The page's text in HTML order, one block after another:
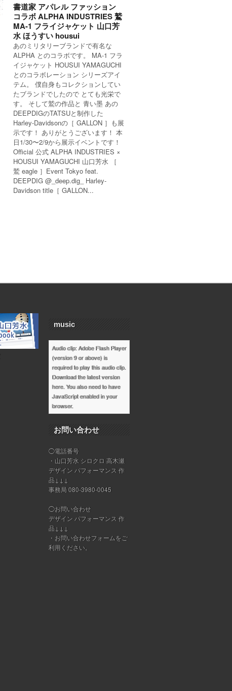
書道家 アパレル ファッション
コラボ ALPHA INDUSTRIES 鷲
MA-1 フライジャケット 山口芳
水 ほうすい housui
あのミリタリーブランドで有名な
ALPHA とのコラボです。 MA-1 フラ
イジャケット HOUSUI YAMAGUCHI
とのコラボレーション シリーズアイ
テム。 僕自身もコレクションしてい
たブランドでしたので とても光栄で
す。 そして鷲の作品と 青い墨 あの
DEEPDIGのTATSUと制作した
Harley-Davidsonの［ GALLON ］も展
示です！ ありがとうございます！ 本
日1/30〜2/9から展示イベントです！
Official 公式 ALPHA INDUSTRIES ×
HOUSUI YAMAGUCHI 山口芳水 ［
鷲 eagle ］Event Tokyo feat.
DEEPDIG @_deep.dig_ Harley-
Davidson title［ GALLON...
music
Audio clip: Adobe Flash Player
(version 9 or above) is
required to play this audio clip.
Download the latest version
here. You also need to have
JavaScript enabled in your
browser.
お問い合わせ
◯電話番号
・山口芳水 シロクロ 高木瀬
デザイン パフォーマンス 作
品↓↓↓
事務局 080-3980-0045
◯お問い合わせ
デザイン パフォーマンス 作
品↓↓↓
・ お問い合わせフォームをご
利用ください。